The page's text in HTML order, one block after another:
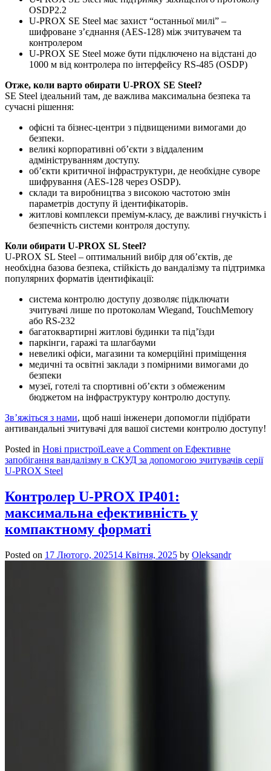
OSDP2.2
U-PROX SE Steel має захист “останньої милі” –
шифроване з’єднання (AES-128) між зчитувачем та
контролером
U-PROX SE Steel може бути підключено на відстані до
1000 м від контролера по інтерфейсу RS-485 (OSDP)
Отже, коли варто обирати U-PROX SE Steel?
SE Steel ідеальний там, де важлива максимальна безпека та
сучасні рішення:
офісні та бізнес-центри з підвищеними вимогами до
безпеки.
великі корпоративні об’єкти з віддаленим
адмініструванням доступу.
об’єкти критичної інфраструктури, де необхідне суворе
шифрування (AES-128 через OSDP).
склади та виробництва з високою частотою змін
параметрів доступу й ідентифікаторів.
житлові комплекси преміум-класу, де важливі гнучкість і
безпечність системи контроля доступу.
Коли обирати U-PROX SL Steel?
U-PROX SL Steel – оптимальний вибір для об’єктів, де
необхідна базова безпека, стійкість до вандалізму та підтримка
популярних форматів ідентифікації:
система контролю доступу дозволяє підключати
зчитувачі лише по протоколам Wiegand, TouchMemory
або RS-232
багатоквартирні житлові будинки та під’їзди
паркінги, гаражі та шлагбауми
невеликі офіси, магазини та комерційні приміщення
медичні та освітні заклади з помірними вимогами до
безпеки
музеї, готелі та спортивні об’єкти з обмеженим
бюджетом на інфраструктуру контролю доступу.
Зв’яжіться з нами, щоб наші інженери допомогли підібрати
антивандальні зчитувачі для вашої системи контролю доступу!
Posted in Нові пристроїLeave a Commenton Ефективне
запобігання вандалізму в СКУД за допомогою зчитувачів серії
U-PROX Steel
Контролер U-PROX IP401:
максимальна ефективність у
компактному форматі
Posted on 17 Лютого, 202514 Квітня, 2025 by Oleksandr